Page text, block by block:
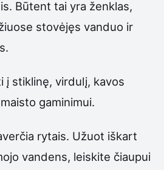
Būtent tai yra ženklas,
stovėjęs vanduo ir
į stiklinę, virdulį, kavos
gaminimui.
rytais. Užuot iškart
vandens, leiskite čiaupui